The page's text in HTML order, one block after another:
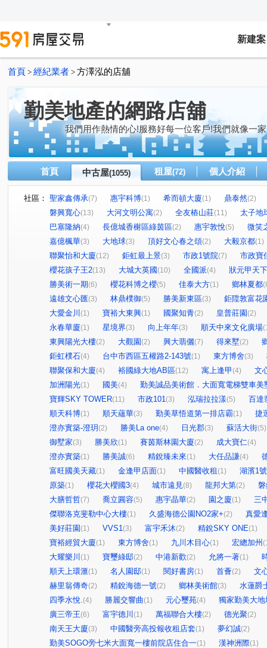
新建案
首頁 > 經紀業者 > 方澤泓的店舖
勤美地產的網路店舖
我們用作熱情的心!服務好每一位客戶!我們就像一
首頁 中古屋(1055) 租屋(72) 個人介紹
社區： 聖家鑫傳承(7) 惠宇科博(1) 希而頓大廈(1) 鼎泰然(2)
磐興寬心(13) 大河文明公寓(2) 全友樁山莊(11)
太子地
巴塞隆納(4) 長億城香榭區綠茵區(2) 惠宇敦悅(5)
微笑
嘉億楓華(3) 大地球(3) 頂好文心春之頌(2) 大毅京都(1)
聯聚怡和大廈(12) 鉅虹最上景(3) 市政1號院(7)
市政寶
櫻花孩子王2(13) 大城大英國 (10) 全國派(4)
狀元甲天下
勝美術一期(6) 櫻花科博之櫻(5) 佳泰大方(1) 鄉林夏都
遠雄文心匯(3) 林鼎樸御(5) 勝美新東區(3)
鉅陞敦富花
大愛金川 (1) 寶裕大東興(1) 國聚知青(2) 皇普莊園 (2)
永春華廈(1) 星境界(3) 向上年年(3) 順天中來文化廣場
東興陽光大樓(2) 大觀園 (2) 興大翡儷(7) 得來墅(2)
鉅虹樸石(4) 台中市西區五權路2-143號(1) 東方博舍(3)
聯聚保和大廈(4) 裕國綠大地AB區(12) 寓上逢甲 (4)
文
加洲陽光(1) 國美(4)
勤美誠品美術館．大面寬電梯雙車美
寶輝SKY TOWER(11) 市政101(3) 泓瑞拉拉漾(5)
百達
順天科博(1) 順天蘊華(3) 勤美草悟道第一排店霸(1)
捷
澄亦實築-澄玥 (2) 勝美La one(4) 日光郡(3) 蘇活大街(5)
御墅家(3) 勝美欣(1) 賽茵斯林園大廈(2) 成大寶仁(4)
澄亦實築(1) 勝美誠(6) 精銳臻未來(1) 大任品謙(4)
富旺國美天藏(1) 金逢甲店面(1) 中國醫收租 (1)
湖濱1
原築(1) 櫻花大櫻國3(4) 城市遠見(8) 龍邦大第(2)
大膳哲哲(7) 喬立圓容(5) 惠宇晶華(2) 園之廈(1)
三
傑聯洛克斐勒中心大樓(1) 久盛海德公園NO2家+(2)
真愛
美好莊園 (1) VVS1(3) 富宇禾沐(2) 精銳SKY ONE(1)
寶裕經貿大廈(1) 東方博舍(1) 九川木目心(1) 宏總加州
大耀樂川 (1) 寶璽綠邸(2) 中港新歡(2) 允將一著(1)
順天上環滙(1) 名人園邸(1) 閱好書房(1) 首薈(2)
文
赫里翁傳奇(2) 精銳海德一號(2) 鄉林美術館(3)
水蓮爵
四季水悅.(4) 勝麗交響曲(1) 元心璽苑(4)
獨家勤美大地
廣三帝王(6) 富宇德川 (1) 萬福聯合大樓(2) 德光聚(2)
南天王大廈(3) 中國醫旁高投報收租店套(1) 夢幻誠(2)
勤美SOGO旁七米大面寬一樓前院店住合一(1) 漢神洲際(1)